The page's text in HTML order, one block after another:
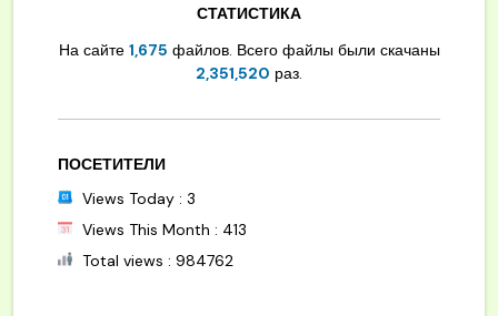
СТАТИСТИКА
На сайте 1,675 файлов. Всего файлы были скачаны
2,351,520 раз.
ПОСЕТИТЕЛИ
Views Today : 3
Views This Month : 413
Total views : 984762